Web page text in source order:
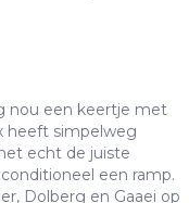
nou een keertje met
heeft simpelweg
echt de juiste
een ramp.
Dolberg en Gaaei op